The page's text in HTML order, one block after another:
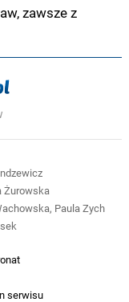
zawsze z
serwisu
Żurowska
Paula Zych